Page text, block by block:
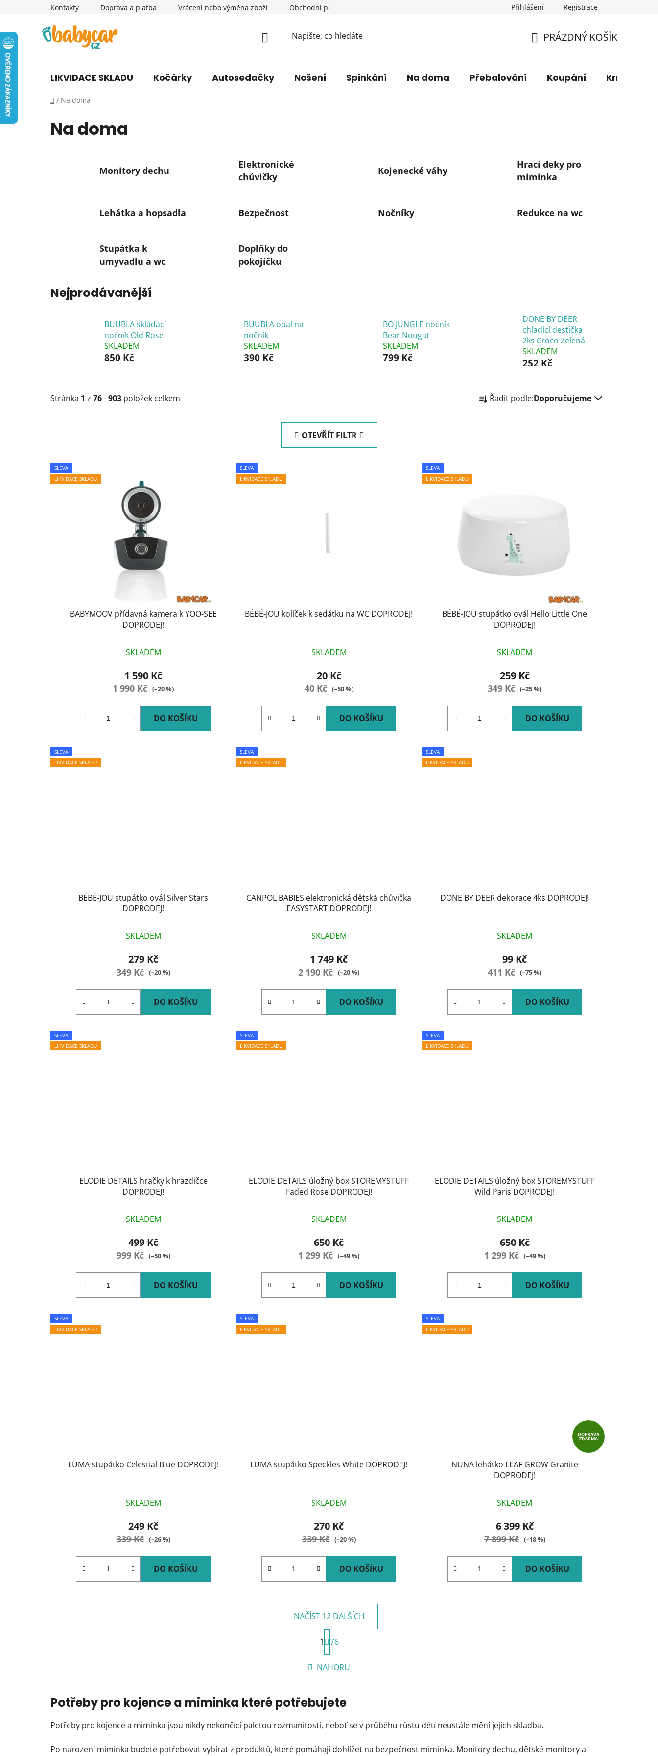
Kontakty Doprava a platba Vrácení nebo výměna zboží Obchodní podmínky Věrnostní sleva O nás
Přihlášení Registrace
KOŠÍK
PRÁZDNÝ KOŠÍK
LIKVIDACE SKLADU Kočárky Autosedačky Nošení Spinkání Na doma Přebalování Koupání Krmení
Domů
/ Na doma
Na doma
Monitory dechu
Elektronické
chůvičky
Kojenecké váhy
Hrací deky pro
miminka
Lehátka a hopsadla Bezpečnost Nočníky Redukce na wc
Stupátka k
umyvadlu a wc
Doplňky do
pokojíčku
Nejprodávanější
BUUBLA skládací
nočník Old Rose
SKLADEM
850 Kč
BUUBLA obal na
nočník
SKLADEM
390 Kč
BO JUNGLE nočník
Bear Nougat
SKLADEM
799 Kč
DONE BY DEER
chladící destička
2ks Croco Zelená
SKLADEM
252 Kč
Stránka 1 z 76-903 položek celkem a
u
Řadit podle:Doporučujeme
OTEVŘÍT FILTR
V
ý
SLEVA
LIKVIDACE SKLADU
BABYMOOV přídavná kamera k YOO-SEE
DOPRODEJ!
SKLADEM
1 590 Kč
1 990 Kč (–20 %)
DO KOŠÍKU
SLEVA
LIKVIDACE SKLADU
BÉBÉ-JOU kolíček k sedátku na WC DOPRODEJ!
SKLADEM
20 Kč
40 Kč (–50 %)
DO KOŠÍKU
SLEVA
LIKVIDACE SKLADU
BÉBÉ-JOU stupátko ovál Hello Little One
DOPRODEJ!
SKLADEM
259 Kč
349 Kč (–25 %)
DO KOŠÍKU
SLEVA
LIKVIDACE SKLADU
BÉBÉ-JOU stupátko ovál Silver Stars
DOPRODEJ!
SKLADEM
279 Kč
349 Kč (–20 %)
DO KOŠÍKU
SLEVA
LIKVIDACE SKLADU
CANPOL BABIES elektronická dětská chůvička
EASYSTART DOPRODEJ!
SKLADEM
1 749 Kč
2 190 Kč (–20 %)
DO KOŠÍKU
SLEVA
LIKVIDACE SKLADU
DONE BY DEER dekorace 4ks DOPRODEJ!
SKLADEM
99 Kč
411 Kč (–75 %)
DO KOŠÍKU
SLEVA
LIKVIDACE SKLADU
ELODIE DETAILS hračky k hrazdičce
DOPRODEJ!
SKLADEM
499 Kč
999 Kč (–50 %)
DO KOŠÍKU
SLEVA
LIKVIDACE SKLADU
ELODIE DETAILS úložný box STOREMYSTUFF
Faded Rose DOPRODEJ!
SKLADEM
650 Kč
1 299 Kč (–49 %)
DO KOŠÍKU
SLEVA
LIKVIDACE SKLADU
ELODIE DETAILS úložný box STOREMYSTUFF
Wild Paris DOPRODEJ!
SKLADEM
650 Kč
1 299 Kč (–49 %)
DO KOŠÍKU
SLEVA
LIKVIDACE SKLADU
LUMA stupátko Celestial Blue DOPRODEJ!
SKLADEM
249 Kč
339 Kč (–26 %)
DO KOŠÍKU
SLEVA
LIKVIDACE SKLADU
LUMA stupátko Speckles White DOPRODEJ!
SKLADEM
270 Kč
339 Kč (–20 %)
DO KOŠÍKU
SLEVA
LIKVIDACE SKLADU
DOPRAVA
ZDARMA
NUNA lehátko LEAF GROW Granite
DOPRODEJ!
SKLADEM
6 399 Kč
7 899 Kč (–18 %)
DO KOŠÍKU
O
v
l
á
a
c
í
p
r
NAČÍST 12 DALŠÍCH
S
t
r
á
n
k
v
á
í
1 76
NAHORU
Potřeby pro kojence a miminka které potřebujete
Potřeby pro kojence a miminka jsou nikdy nekončící paletou rozmanitosti, neboť se v průběhu růstu dětí neustále mění jejich skladba.
Po narození miminka budete potřebovat vybírat z produktů, které pomáhají dohlížet na bezpečnost miminka. Monitory dechu, dětské monitory a